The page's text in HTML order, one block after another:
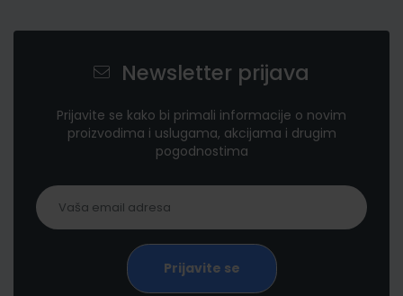
Newsletter prijava
Prijavite se kako bi primali informacije o novim
proizvodima i uslugama, akcijama i drugim
pogodnostima